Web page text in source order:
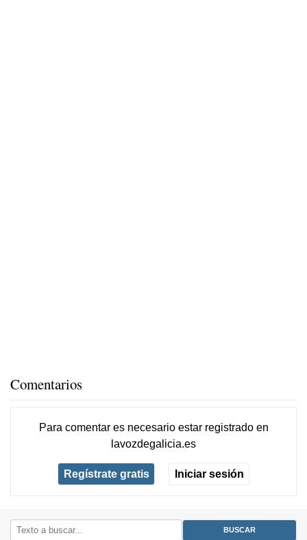
Comentarios
Para comentar es necesario estar registradoen
lavozdegalicia.es
Regístrate gratis Iniciar sesión